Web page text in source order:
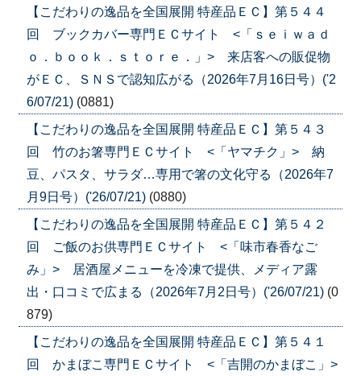
【こだわりの逸品を全国展開 特産品ＥＣ】第５４４
回 ブックカバー専門ＥＣサイト <「ｓｅｉｗａｄ
ｏ．ｂｏｏｋ．ｓｔｏｒｅ．」> 来店客への販促物
がＥＣ、ＳＮＳで認知広がる（2026年7月16日号）('2
6/07/21) (0881)
【こだわりの逸品を全国展開 特産品ＥＣ】第５４３
回 竹のお箸専門ＥＣサイト <「ヤマチク」> 納
豆、パスタ、サラダ…専用で箸の文化守る（2026年7
月9日号）('26/07/21) (0880)
【こだわりの逸品を全国展開 特産品ＥＣ】第５４２
回 ご飯のお供専門ＥＣサイト <「味市春香なご
み」> 居酒屋メニューを冷凍で提供、メディア露
出・口コミで広まる（2026年7月2日号）('26/07/21) (0
879)
【こだわりの逸品を全国展開 特産品ＥＣ】第５４１
回 かまぼこ専門ＥＣサイト <「吉開のかまぼこ」>